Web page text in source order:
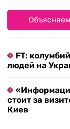
FT:
людей на
стоит за
Киев